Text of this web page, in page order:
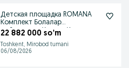
Детская площадка ROMANA
Комплект Болалар
майдончаси Качели Карусели
22 882 000 so’m
Toshkent, Mirobod tumani
06/08/2026